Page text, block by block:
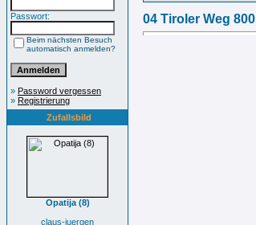
Passwort:
Beim nächsten Besuch
automatisch anmelden?
» Password vergessen
» Registrierung
Zufallsbild
Opatija (8)
claus-juergen
04 Tiroler Weg 800